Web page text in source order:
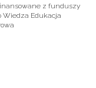
z funduszy
Wiedza Edukacja